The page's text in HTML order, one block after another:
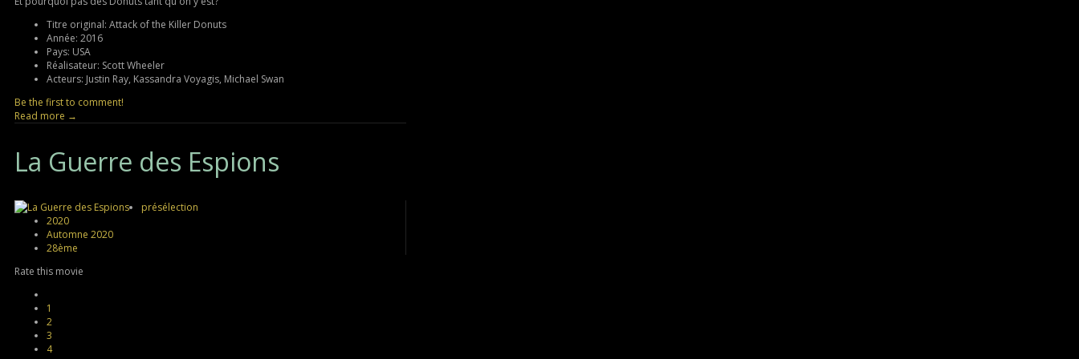
Titre original: Attack of the Killer Donuts
Année: 2016
Pays: USA
Réalisateur: Scott Wheeler
Acteurs: Justin Ray, Kassandra Voyagis, Michael Swan
Be the first to comment!
Read more →
La Guerre des Espions
présélection
2020
Automne 2020
28ème
Rate this movie
1
2
3
4